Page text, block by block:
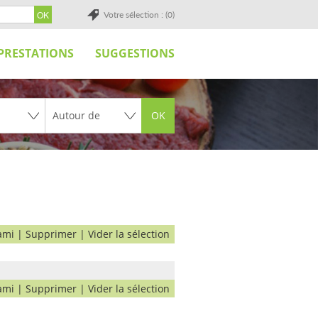
Votre sélection : (0)
SUGGESTIONS
OK
| Supprimer | Vider la sélection
| Supprimer | Vider la sélection